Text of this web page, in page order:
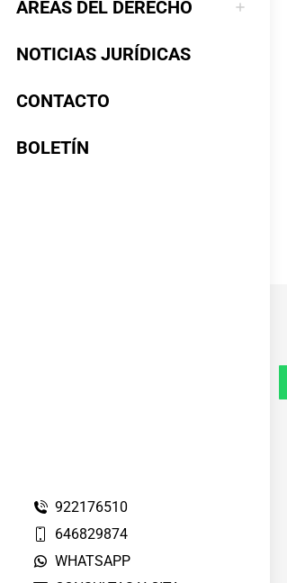
ÁREAS DEL DERECHO
NOTICIAS JURÍDICAS
CONTACTO
BOLETÍN
922176510
646829874
WHATSAPP